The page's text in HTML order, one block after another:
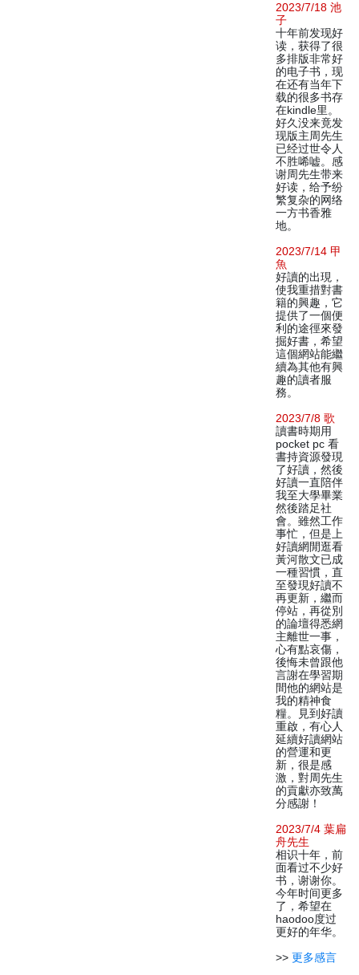
2023/7/18 池
子
十年前发现好
读，获得了很
多排版非常好
的电子书，现
在还有当年下
载的很多书存
在kindle里。
好久没来竟发
现版主周先生
已经过世令人
不胜唏嘘。感
谢周先生带来
好读，给予纷
繁复杂的网络
一方书香雅
地。
2023/7/14 甲
魚
好讀的出現，
使我重措對書
籍的興趣，它
提供了一個便
利的途徑來發
掘好書，希望
這個網站能繼
續為其他有興
趣的讀者服
務。
2023/7/8 歌
讀書時期用
pocket pc 看
書持資源發現
了好讀，然後
好讀一直陪伴
我至大學畢業
然後踏足社
會。雖然工作
事忙，但是上
好讀網閒逛看
黃河散文已成
一種習慣，直
至發現好讀不
再更新，繼而
停站，再從別
的論壇得悉網
主離世一事，
心有點哀傷，
後悔未曾跟他
言謝在學習期
間他的網站是
我的精神食
糧。見到好讀
重啟，有心人
延續好讀網站
的營運和更
新，很是感
激，對周先生
的貢獻亦致萬
分感謝！
2023/7/4 葉扁
舟先生
相识十年，前
面看过不少好
书，谢谢你。
今年时间更多
了，希望在
haodoo度过
更好的年华。
>> 更多感言